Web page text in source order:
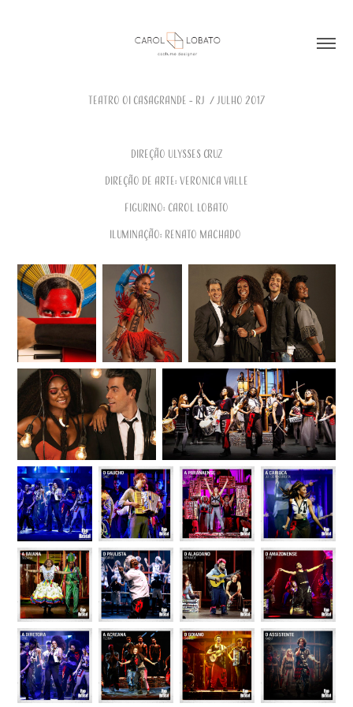
Teatro Oi CasaGrande - RJ / julho 2017
Direção Ulysses Cruz
Direção de Arte: Veronica Valle
Figurino: Carol Lobato
Iluminação: Renato Machado